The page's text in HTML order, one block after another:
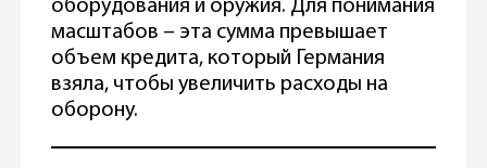
оборудования и оружия. Для понимания
масштабов – эта сумма превышает
объем кредита, который Германия
взяла, чтобы увеличить расходы на
оборону.